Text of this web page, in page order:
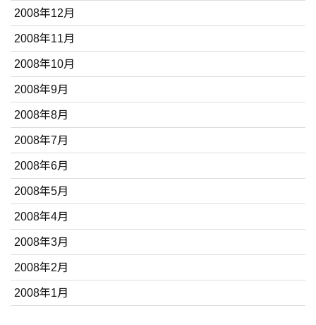
2008年12月
2008年11月
2008年10月
2008年9月
2008年8月
2008年7月
2008年6月
2008年5月
2008年4月
2008年3月
2008年2月
2008年1月